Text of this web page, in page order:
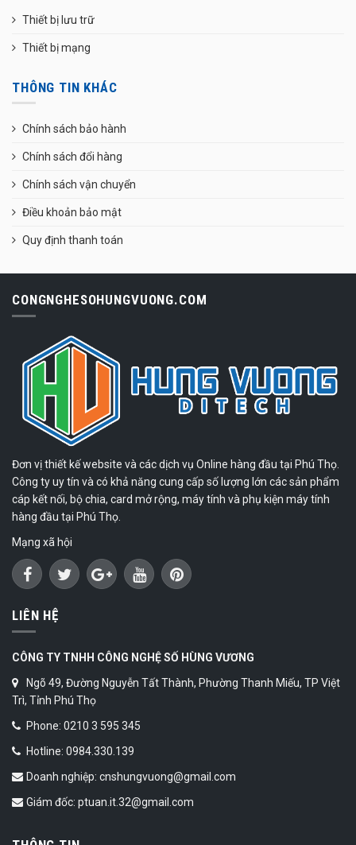
Thiết bị lưu trữ
Thiết bị mạng
THÔNG TIN KHÁC
Chính sách bảo hành
Chính sách đổi hàng
Chính sách vận chuyển
Điều khoản bảo mật
Quy định thanh toán
CONGNGHESOHUNGVUONG.COM
Đơn vị thiết kế website và các dịch vụ Online hàng đầu tại Phú Thọ.
Công ty uy tín và có khả năng cung cấp số lượng lớn các sản phẩm
cáp kết nối, bộ chia, card mở rộng, máy tính và phụ kiện máy tính
hàng đầu tại Phú Thọ.
Mạng xã hội
LIÊN HỆ
CÔNG TY TNHH CÔNG NGHỆ SỐ HÙNG VƯƠNG
Ngõ 49, Đường Nguyễn Tất Thành, Phường Thanh Miếu, TP Việt
Trì, Tỉnh Phú Thọ
Phone: 0210 3 595 345
Hotline: 0984.330.139
Doanh nghiệp: cnshungvuong@gmail.com
Giám đốc: ptuan.it.32@gmail.com